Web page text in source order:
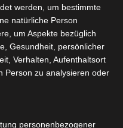
AS Soliman vor dem
wieder in die Ligue
in der kommenden
(Google Ireland Limited,
Dublin, D04 E5W5, Ireland)
werden, um bestimmte
natürliche Person
um Aspekte bezüglich
Gesundheit, persönlicher
Verhalten, Aufenthaltsort
Person zu analysieren oder
personenbezogener